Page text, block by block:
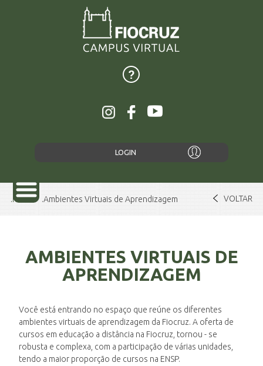
LOGIN
CURSOS
Home Ambientes Virtuais de Aprendizagem VOLTAR
AMBIENTES VIRTUAIS DE
APRENDIZAGEM
Você está entrando no espaço que reúne os diferentes
ambientes virtuais de aprendizagem da Fiocruz. A oferta de
cursos em educação a distância na Fiocruz, tornou - se
robusta e complexa, com a participação de várias unidades,
tendo a maior proporção de cursos na ENSP.